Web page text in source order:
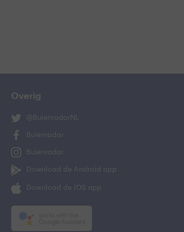
Overig
@BuienradarNL
Buienradar
Buienradar
Download de Android app
Download de iOS app